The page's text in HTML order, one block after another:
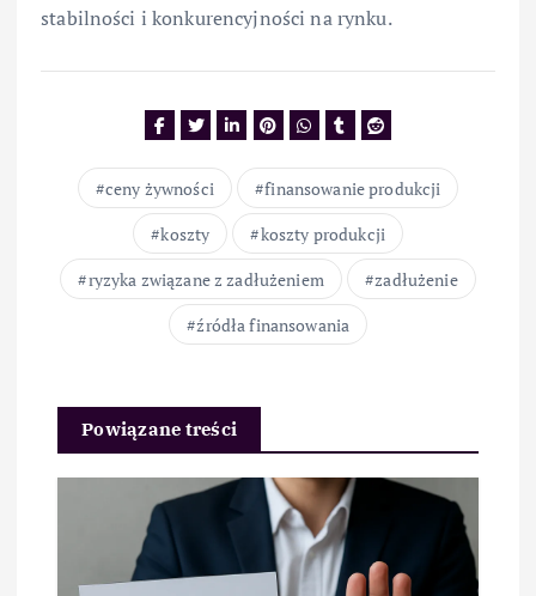
stabilności i konkurencyjności na rynku.
ceny żywności
finansowanie produkcji
koszty
koszty produkcji
ryzyka związane z zadłużeniem
zadłużenie
źródła finansowania
Powiązane treści